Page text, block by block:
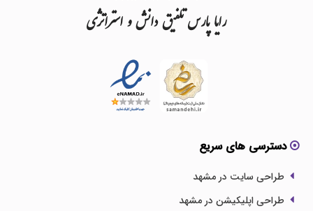
رایاپارستلفیقدانشواستراتژی
دسترسی های سریع
طراحی سایت در مشهد
طراحی اپلیکیشن در مشهد